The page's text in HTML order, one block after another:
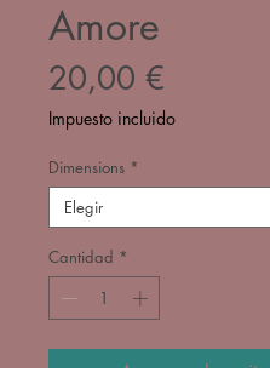
Amore
20,00 €
Impuesto incluido
Dimensions *
Cantidad *
Agregar al carrito